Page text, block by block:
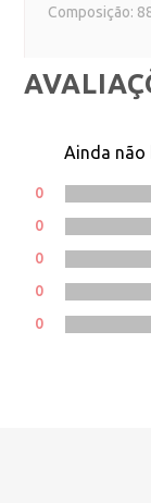
Composição:
Ainda não
0
0
0
0
0